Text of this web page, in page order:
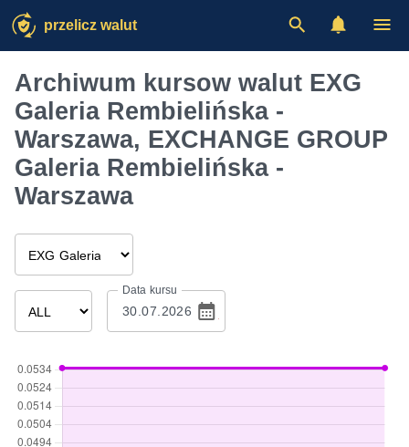
przelicz walut
Archiwum kursow walut EXG
Galeria Rembielińska -
Warszawa, EXCHANGE GROUP
Galeria Rembielińska -
Warszawa
Data kursu